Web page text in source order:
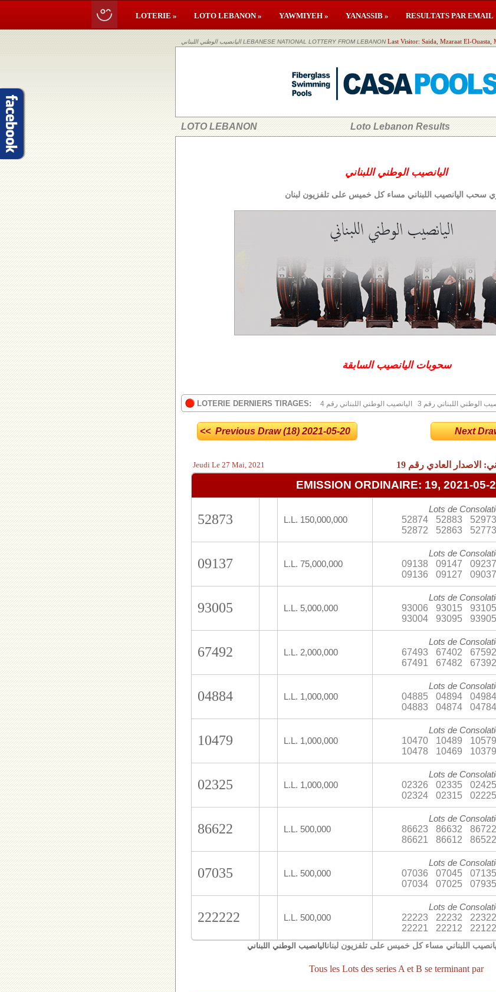
LOTERIE » LOTO LEBANON » YAWMIYEH » YANASSIB » RESULTATS PAR EMAIL
اليانصيب الوطني اللبناني LEBANESE NATIONAL LOTTERY FROM LEBANONLast Visitor: Saida, Mzaraat El-Ouasta,
LOTO LEBANON Loto Lebanon Results
اليانصيب الوطني اللبناني
سحب اليانصيب اللبناني مساء كل خميس على تلفزيون لبنان
سحوبات اليانصيب السابقة
LOTERIE DERNIERS TIRAGES: 4 اليانصيب الوطني اللبناني رقم الوطني اللبناني رقم
<< Previous Draw (18) 2021-05-20 Next Draw
Jeudi Le 27 Mai, 2021 19 الاصدار العادي رقم
EMISSION ORDINAIRE: 19, 2021-05-
52873 L.L. 150,000,000
Lots de
52874 52883 52973
52872
52863 52773
09137 L.L. 75,000,000
Lots de
09138 09147 09237
09136
09127 09037
93005 L.L. 5,000,000
Lots de
93006 93015 93105
93004
93095 93905
67492 L.L. 2,000,000
Lots de
67493 67402 67592
67491
67482 67392
04884 L.L. 1,000,000
Lots de
04885 04894 04984
04883
04874 04784
10479 L.L. 1,000,000
Lots de
10470 10489 10579
10478
10469 10379
02325 L.L. 1,000,000
Lots de
02326 02335 02425
02324
02315 02225
86622 L.L. 500,000
Lots de
86623 86632 86722
86621
86612 86522
07035 L.L. 500,000
Lots de
07036 07045 07135
07034
07025 07935
222222 L.L. 500,000
Lots de
22223 22232 22322
22221
22212 22122
اللبناني مساء كل خميس على تلفزيون لبناناليانصيب الوطني اللبناني
Tous les Lots des series A et B se terminant par